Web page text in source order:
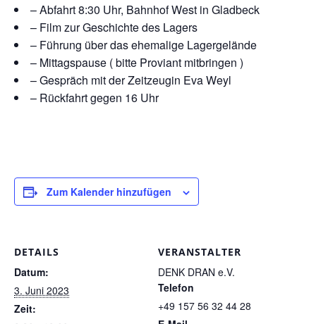
– Abfahrt 8:30 Uhr, Bahnhof West in Gladbeck
– Film zur Geschichte des Lagers
– Führung über das ehemalige Lagergelände
– Mittagspause ( bitte Proviant mitbringen )
– Gespräch mit der Zeitzeugin Eva Weyl
– Rückfahrt gegen 16 Uhr
Zum Kalender hinzufügen
DETAILS
Datum:
3. Juni 2023
Zeit:
VERANSTALTER
DENK DRAN e.V.
Telefon
+49 157 56 32 44 28